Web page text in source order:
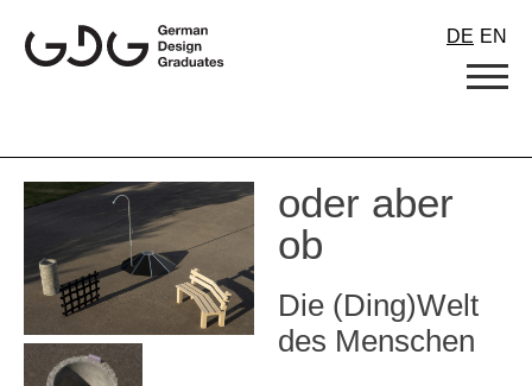
content
DE EN
oder aber
ob
Die (Ding)Welt
des Menschen